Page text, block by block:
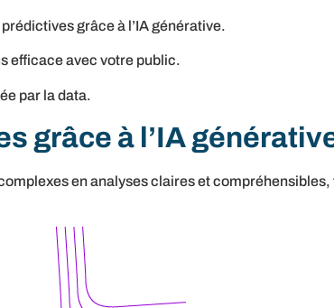
grâce à l’IA générative.
efficace avec votre public.
par la data.
grâce à l’IA
en analyses claires et